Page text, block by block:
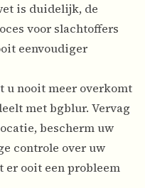
is duidelijk, de
voor slachtoffers
eenvoudiger
u nooit meer overkomt
met bgblur. Vervag
bescherm uw
controle over uw
ooit een probleem